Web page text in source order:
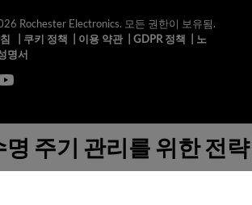
Rochester Electronics. 모든 권한이 보유됨.
쿠키 정책 이용 약관| GDPR 정책
노
명서
주기 관리를 위한 전략